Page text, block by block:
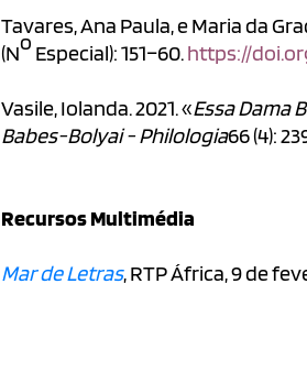
Tavares, Ana Paula, e Maria da
(No Especial): 151–60.https://
Vasile, Iolanda. 2021. «Essa Dama
Babes-Bolyai - Philologia66 (4):
Recursos Multimédia
Mar de Letras, RTP África, 9 de